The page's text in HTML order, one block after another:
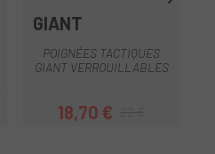
GIANT
POIGNÉES TACTIQUES
GIANT VERROUILLABLES
Prix
18,70 €Prix habituel